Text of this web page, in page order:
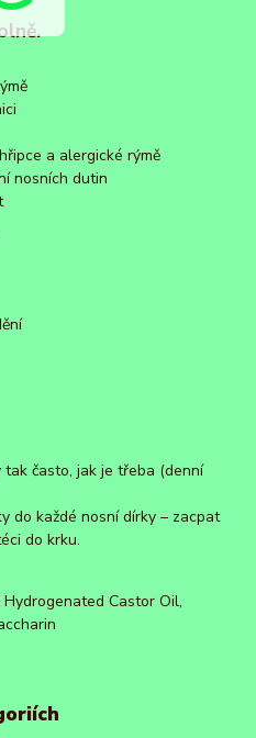
a alergické rýmě
nosních dutin
často, jak je třeba (denní
do každé nosní dírky – zacpat
do krku.
Castor Oil,